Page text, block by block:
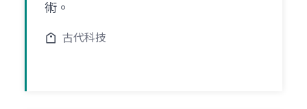
術。
古代科技